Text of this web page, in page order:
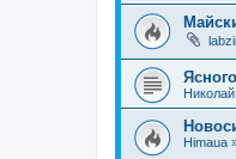
Himaua